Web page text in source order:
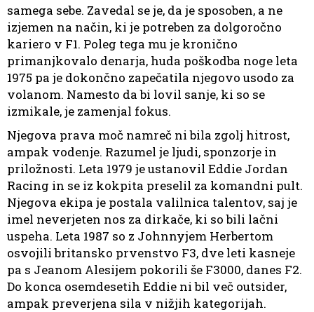
samega sebe. Zavedal se je, da je sposoben, a ne
izjemen na način, ki je potreben za dolgoročno
kariero v F1. Poleg tega mu je kronično
primanjkovalo denarja, huda poškodba noge leta
1975 pa je dokončno zapečatila njegovo usodo za
volanom. Namesto da bi lovil sanje, ki so se
izmikale, je zamenjal fokus.
Njegova prava moč namreč ni bila zgolj hitrost,
ampak vodenje. Razumel je ljudi, sponzorje in
priložnosti. Leta 1979 je ustanovil Eddie Jordan
Racing in se iz kokpita preselil za komandni pult.
Njegova ekipa je postala valilnica talentov, saj je
imel neverjeten nos za dirkače, ki so bili lačni
uspeha. Leta 1987 so z Johnnyjem Herbertom
osvojili britansko prvenstvo F3, dve leti kasneje
pa s Jeanom Alesijem pokorili še F3000, danes F2.
Do konca osemdesetih Eddie ni bil več outsider,
ampak preverjena sila v nižjih kategorijah.